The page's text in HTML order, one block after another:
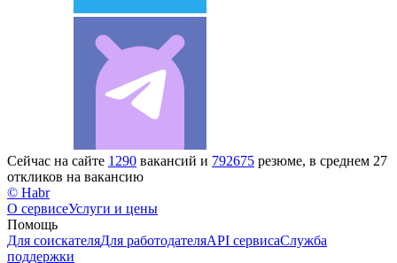
Сейчас на сайте 1290 вакансий и 792675 резюме, в среднем 27
откликов на вакансию
© Habr
О сервисеУслуги и цены
Помощь
Для соискателяДля работодателяAPI сервисаСлужба
поддержки